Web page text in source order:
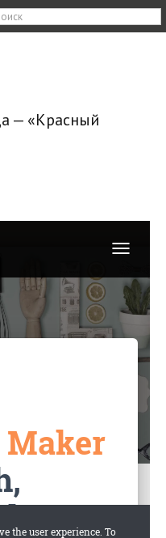
— «Красный